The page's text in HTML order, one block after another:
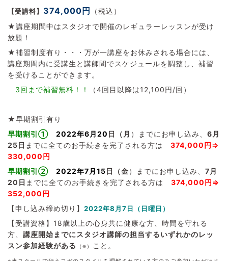
【受講料】 374,000円
（税込）
★講座期間中はスタジオで開催のレギュラーレッスンが受け
放題！
★補習制度有り・・・万が一講座をお休みされる場合には、
講座期間内に受講生と講師間でスケジュールを調整し、補習
を受けることができます。
3回まで補習無料！！
（4回目以降は12,100円/回）
★早期割引有り
早期割引①
2022年6月20 日（月 ）までにお申し込み、 6 月
25日 までに全てのお手続きを完了される方は 374,000円⇒
330,000円
早期割引②
2022年7月15日（金）までにお申し込み、 7 月
20日 までに全てのお手続きを完了される方は 374,000円⇒
352,000円
【申し込み締め切り】 2022年8月7日（日曜日）
【受講資格】18歳以上の心身共に健康な方、時間を守れる
方、 講座開始までにスタジオ講師の担当するいずれかのレッ
スン参加経験がある
（※） こと。